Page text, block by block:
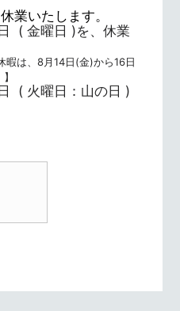
業いたします。
( 金曜日 )を、休業
月14日(金)から16日
( 火曜日：山の日 )